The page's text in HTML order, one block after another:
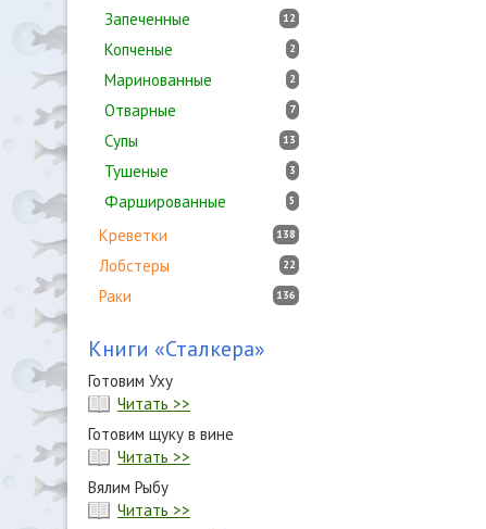
Запеченные 12
Копченые 2
Маринованные 2
Отварные 7
Супы 13
Тушеные 3
Фаршированные 5
Креветки 138
Лобстеры 22
Раки 136
Книги «Сталкера»
Готовим Уху
Читать >>
Готовим щуку в вине
Читать >>
Вялим Рыбу
Читать >>